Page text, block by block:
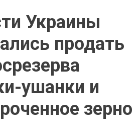
Украины
продать
ушанки и
зерно